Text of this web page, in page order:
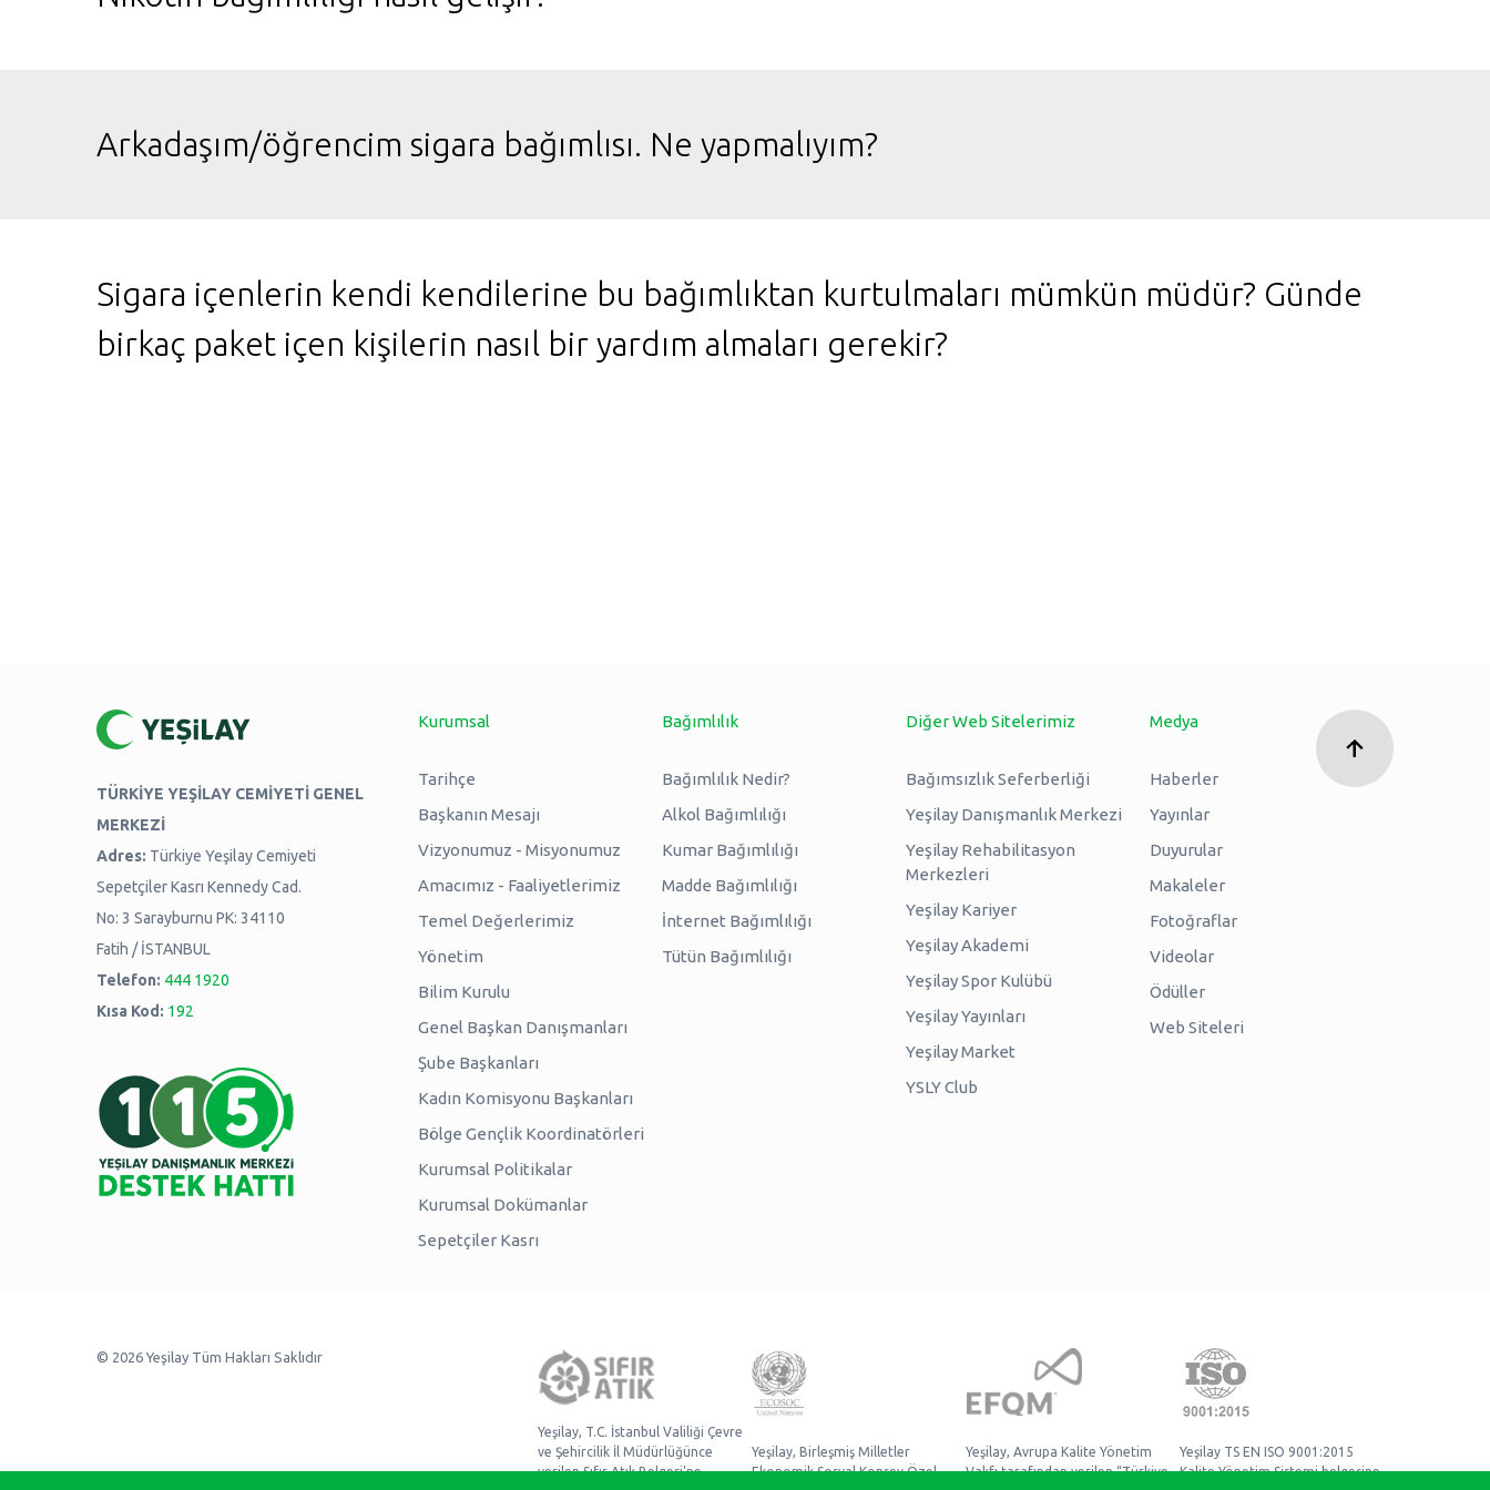
Arkadaşım/öğrencim sigara bağımlısı. Ne yapmalıyım?
Sigara içenlerin kendi kendilerine bu bağımlıktan kurtulmaları mümkün müdür? Günde
birkaç paket içen kişilerin nasıl bir yardım almaları gerekir?
TÜRKİYE YEŞİLAY CEMİYETİ GENEL
MERKEZİ
Adres: Türkiye Yeşilay Cemiyeti
Sepetçiler Kasrı Kennedy Cad.
No: 3 Sarayburnu PK: 34110
Fatih / İSTANBUL
Telefon: 444 1920
Kısa Kod: 192
Kurumsal
Tarihçe
Başkanın Mesajı
Vizyonumuz - Misyonumuz
Amacımız - Faaliyetlerimiz
Temel Değerlerimiz
Yönetim
Bilim Kurulu
Genel Başkan Danışmanları
Şube Başkanları
Kadın Komisyonu Başkanları
Bölge Gençlik Koordinatörleri
Kurumsal Politikalar
Kurumsal Dokümanlar
Sepetçiler Kasrı
Bağımlılık
Bağımlılık Nedir?
Alkol Bağımlılığı
Kumar Bağımlılığı
Madde Bağımlılığı
İnternet Bağımlılığı
Tütün Bağımlılığı
Diğer Web Sitelerimiz
Bağımsızlık Seferberliği
Yeşilay Danışmanlık Merkezi
Yeşilay Rehabilitasyon
Merkezleri
Yeşilay Kariyer
Yeşilay Akademi
Yeşilay Spor Kulübü
Yeşilay Yayınları
Yeşilay Market
YSLY Club
Medya
Haberler
Yayınlar
Duyurular
Makaleler
Fotoğraflar
Videolar
Ödüller
Web Siteleri
© 2026 Yeşilay Tüm Hakları Saklıdır
Yeşilay, T.C. İstanbul Valiliği Çevre
ve Şehircilik İl Müdürlüğünce
verilen Sıfır Atık Belgesi'ne
Yeşilay, Birleşmiş Milletler
Ekonomik Sosyal Konsey Özel
Yeşilay, Avrupa Kalite Yönetim
Vakfı tarafından verilen “Türkiye
Yeşilay TS EN ISO 9001:2015
Kalite Yönetim Sistemi belgesine